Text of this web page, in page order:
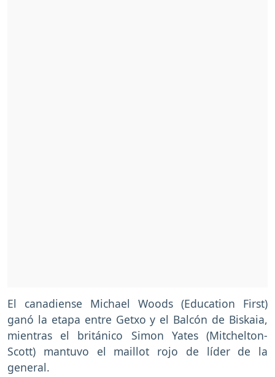
El canadiense Michael Woods (Education First)
ganó la etapa entre Getxo y el Balcón de Biskaia,
mientras el británico Simon Yates (Mitchelton-
Scott) mantuvo el maillot rojo de líder de la
general.